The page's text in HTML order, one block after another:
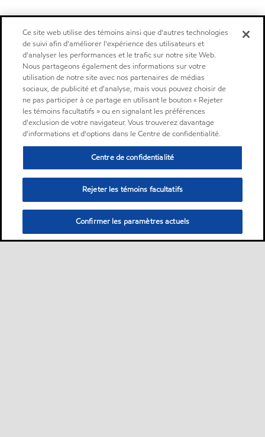
Ce site web utilise des témoins ainsi que d'autres technologies
de suivi afin d'améliorer l'expérience des utilisateurs et
d'analyser les performances et le trafic sur notre site Web.
Nous partageons également des informations sur votre
utilisation de notre site avec nos partenaires de médias
sociaux, de publicité et d'analyse, mais vous pouvez choisir de
ne pas participer à ce partage en utilisant le bouton « Rejeter
les témoins facultatifs » ou en signalant les préférences
d'exclusion de votre navigateur. Vous trouverez davantage
d'informations et d'options dans le Centre de confidentialité.
Centre de confidentialité
Rejeter les témoins facultatifs
Confirmer les paramètres actuels